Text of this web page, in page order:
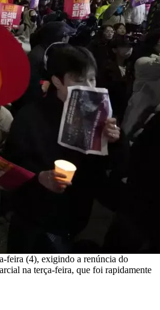
feira (4), exigindo a renúncia do
na terça-feira, que foi rapidamente